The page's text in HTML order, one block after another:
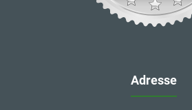
Adresse